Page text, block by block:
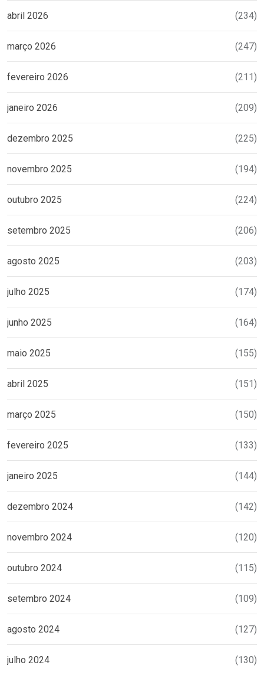
abril 2026 (234)
março 2026 (247)
fevereiro 2026 (211)
janeiro 2026 (209)
dezembro 2025 (225)
novembro 2025 (194)
outubro 2025 (224)
setembro 2025 (206)
agosto 2025 (203)
julho 2025 (174)
junho 2025 (164)
maio 2025 (155)
abril 2025 (151)
março 2025 (150)
fevereiro 2025 (133)
janeiro 2025 (144)
dezembro 2024 (142)
novembro 2024 (120)
outubro 2024 (115)
setembro 2024 (109)
agosto 2024 (127)
julho 2024 (130)